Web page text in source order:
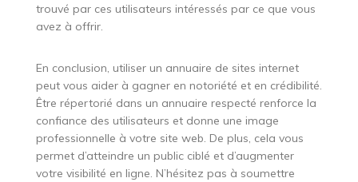
trouvé par ces utilisateurs intéressés par ce que vous
avez à offrir.
En conclusion, utiliser un annuaire de sites internet
peut vous aider à gagner en notoriété et en crédibilité.
Être répertorié dans un annuaire respecté renforce la
confiance des utilisateurs et donne une image
professionnelle à votre site web. De plus, cela vous
permet d’atteindre un public ciblé et d’augmenter
votre visibilité en ligne. N’hésitez pas à soumettre